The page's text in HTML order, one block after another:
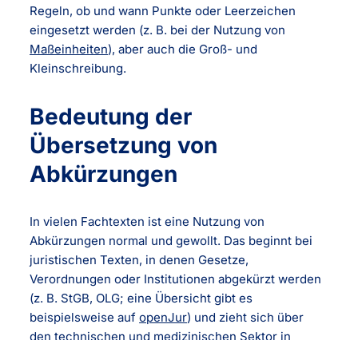
Regeln, ob und wann Punkte oder Leerzeichen
eingesetzt werden (z. B. bei der Nutzung von
Maßeinheiten), aber auch die Groß- und
Kleinschreibung.
Bedeutung der
Übersetzung von
Abkürzungen
In vielen Fachtexten ist eine Nutzung von
Abkürzungen normal und gewollt. Das beginnt bei
juristischen Texten, in denen Gesetze,
Verordnungen oder Institutionen abgekürzt werden
(z. B. StGB, OLG; eine Übersicht gibt es
beispielsweise aufopenJur) und zieht sich über
den technischen und medizinischen Sektor in